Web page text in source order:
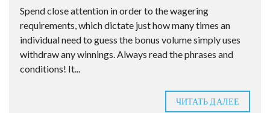
Spend close attention in order to the wagering
requirements, which dictate just how many times an
individual need to guess the bonus volume simply uses
withdraw any winnings. Always read the phrases and
conditions! It...
ЧИТАТЬ ДАЛЕЕ